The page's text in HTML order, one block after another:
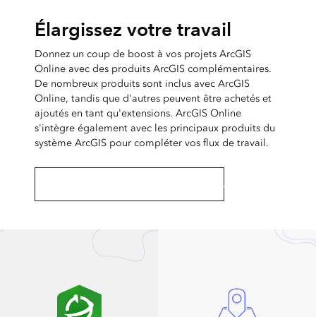
Élargissez votre travail
Donnez un coup de boost à vos projets ArcGIS
Online avec des produits ArcGIS complémentaires.
De nombreux produits sont inclus avec ArcGIS
Online, tandis que d'autres peuvent être achetés et
ajoutés en tant qu'extensions. ArcGIS Online
s'intègre également avec les principaux produits du
système ArcGIS pour compléter vos flux de travail.
Découvrez les produits complémentaires